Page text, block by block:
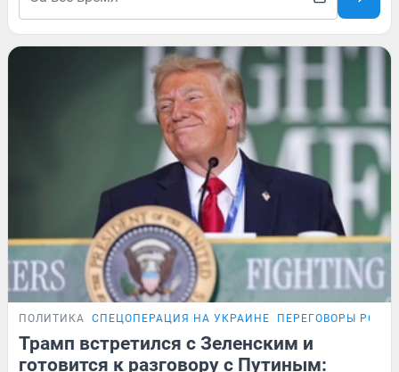
ПОЛИТИКА СПЕЦОПЕРАЦИЯ НА УКРАИНЕ ПЕРЕГОВОРЫ
Трамп встретился с Зеленским и
готовится к разговору с Путиным: